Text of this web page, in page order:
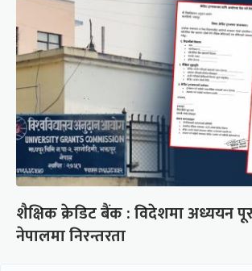
शैक्षिक क्रेडिट बैंक : विदेशमा अध्ययन
नेपालमा निरन्तरता